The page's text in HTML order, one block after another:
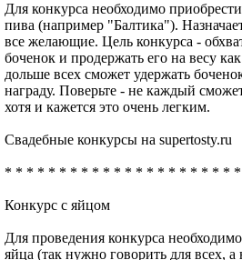
Для конкурса необходимо
пива (например "Балтика").
все желающие. Цель конкурса -
боченок и продержать его на весу
дольше всех сможет удержать
награду. Поверьте - не каждый
хотя и кажется это очень легким.
Свадебные конкурсы на supertosty.ru
* * * * * * * * * * * * * * * * * * * * *
Конкурс с яйцом
Для проведения конкурса
яйца (так нужно говорить для всех,